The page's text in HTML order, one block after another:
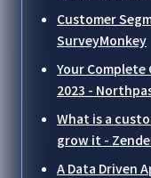
Customer
SurveyMonkey
Your Complete
2023 -
What is a
grow it -
A Data Driven